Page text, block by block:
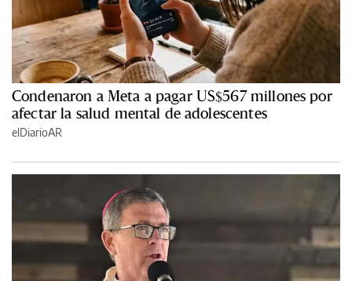
Condenaron a Meta a pagar US$567 millones por
afectar la salud mental de adolescentes
elDiarioAR